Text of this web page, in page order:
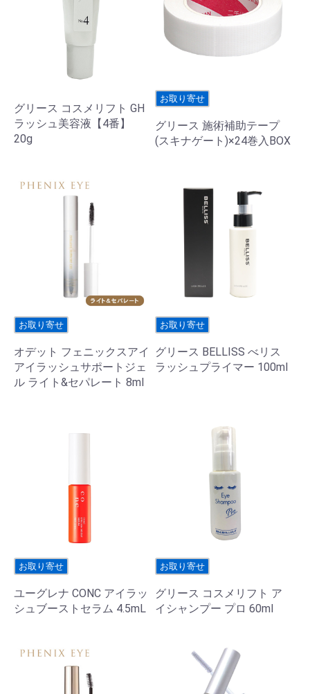
グリース コスメリフト GH
ラッシュ美容液【4番】
20g
お取り寄せ
グリース 施術補助テープ
(スキナゲート)×24巻入BOX
お取り寄せ
オデット フェニックスアイ
アイラッシュサポートジェ
ル ライト&セパレート 8ml
お取り寄せ
グリース BELLISS べリス
ラッシュプライマー 100ml
お取り寄せ
ユーグレナ CONC アイラッ
シュブーストセラム 4.5mL
お取り寄せ
グリース コスメリフト ア
イシャンプー プロ 60ml